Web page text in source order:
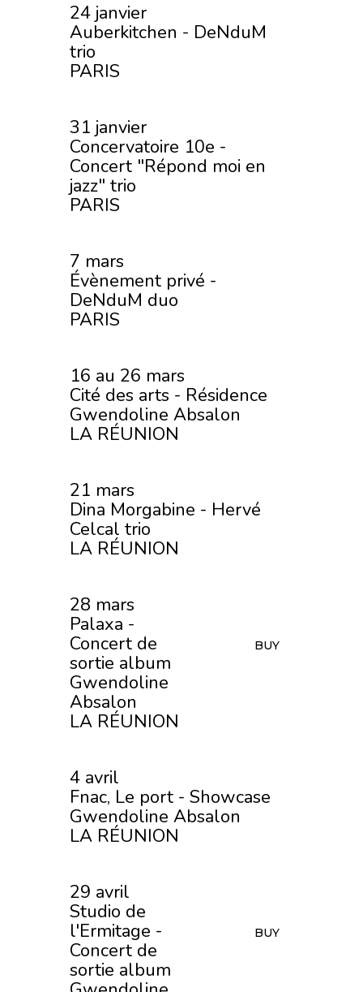
24 janvier
Auberkitchen - DeNduM
trio
PARIS
31 janvier
Concervatoire 10e -
Concert "Répond moi en
jazz" trio
PARIS
7 mars
Évènement privé -
DeNduM duo
PARIS
16 au 26 mars
Cité des arts - Résidence
Gwendoline Absalon
LA RÉUNION
21 mars
Dina Morgabine - Hervé
Celcal trio
LA RÉUNION
28 mars
Palaxa -
Concert de
sortie album
Gwendoline
Absalon
LA RÉUNION
BUY
4 avril
Fnac, Le port - Showcase
Gwendoline Absalon
LA RÉUNION
29 avril
Studio de
l'Ermitage -
Concert de
sortie album
BUY